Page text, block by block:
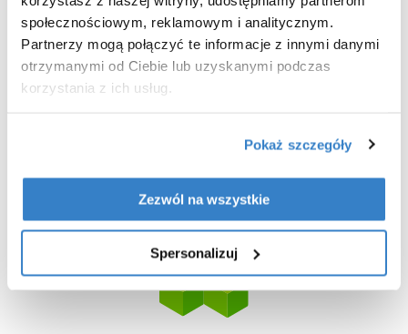
społecznościowym, reklamowym i analitycznym.
Partnerzy mogą połączyć te informacje z innymi danymi
otrzymanymi od Ciebie lub uzyskanymi podczas
korzystania z ich usług.
Pokaż szczegóły
Zezwól na wszystkie
Spersonalizuj
Duża elastyczność
Odpowiednie dla małych i dużych zamówień.